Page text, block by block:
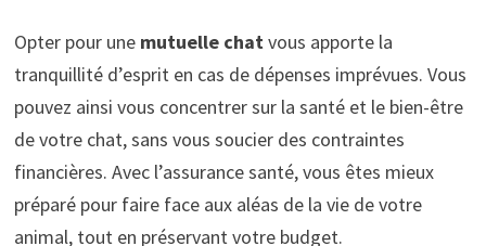
Opter pour une mutuelle chatvous apporte la
tranquillité d’esprit en cas de dépenses imprévues. Vous
pouvez ainsi vous concentrer sur la santé et le bien-être
de votre chat, sans vous soucier des contraintes
financières. Avec l’assurance santé, vous êtes mieux
préparé pour faire face aux aléas de la vie de votre
animal, tout en préservant votre budget.